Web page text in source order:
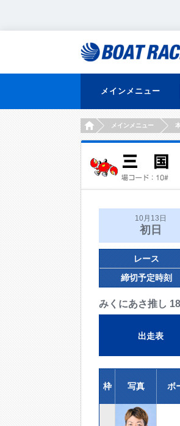
メインメニュー
HOMEメインメニュー
10月13日
初日
レース
締切予定時刻
みくにあさ推し
出走表
枠 写真 ボ